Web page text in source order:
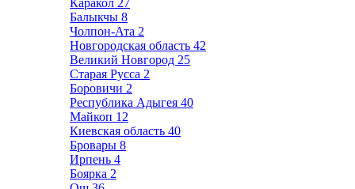
Каракол 27
Балыкчы 8
Чолпон-Ата 2
Новгородская область 42
Великий Новгород 25
Старая Русса 2
Боровичи 2
Республика Адыгея 40
Майкоп 12
Киевская область 40
Бровары 8
Ирпень 4
Боярка 2